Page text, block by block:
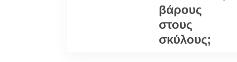
βάρους
στους
σκύλους;